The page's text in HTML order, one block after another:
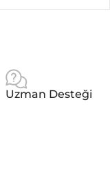
Uzman Desteği